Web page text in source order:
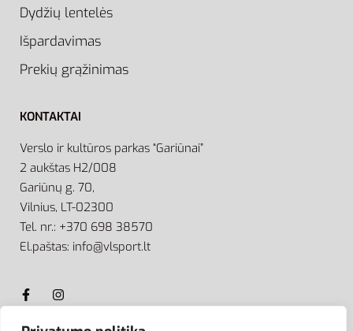
Dydžių lentelės
Išpardavimas
Prekių grąžinimas
KONTAKTAI
Verslo ir kultūros parkas “Gariūnai”
2 aukštas H2/008
Gariūnų g. 70,
Vilnius, LT-02300
Tel. nr.: +370 698 38570
El.paštas: info@vlsport.lt